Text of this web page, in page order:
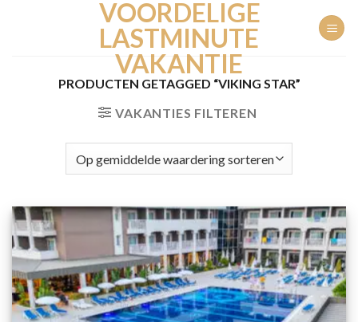
VOORDELIGE
LASTMINUTE
VAKANTIE
PRODUCTEN GETAGGED “VIKING STAR”
VAKANTIES FILTEREN